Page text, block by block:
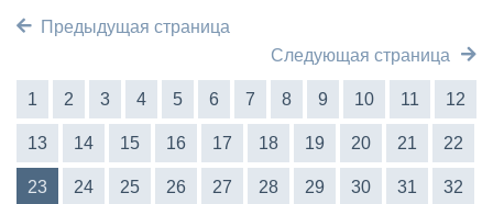
Предыдущая страница
Следующая страница
1 2 3 4 5 6 7 8 9 10 11 12
13 14 15 16 17 18 19 20 21 22
23 24 25 26 27 28 29 30 31 32